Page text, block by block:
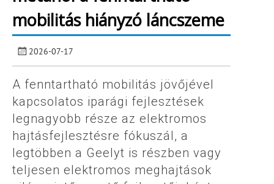
mobilitás hiányzó láncszeme
2026-07-17
A fenntartható mobilitás jövőjével
kapcsolatos iparági fejlesztések
legnagyobb része az elektromos
hajtásfejlesztésre fókuszál, a
legtöbben a Geelyt is részben vagy
teljesen elektromos meghajtások